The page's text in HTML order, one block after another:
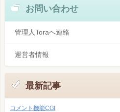
お問い合わせ
管理人Toraへ連絡
運営者情報
最新記事
コメント機能CGI